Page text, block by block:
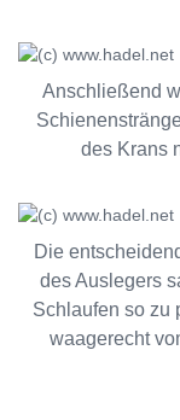
Anschließend
des Krans
Die
des Auslegers
Schlaufen so zu
waagerecht